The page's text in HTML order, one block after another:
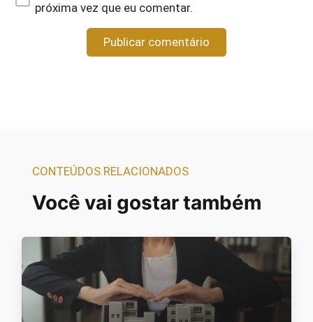
próxima vez que eu comentar.
CONTEÚDOS RELACIONADOS
Você vai gostar também